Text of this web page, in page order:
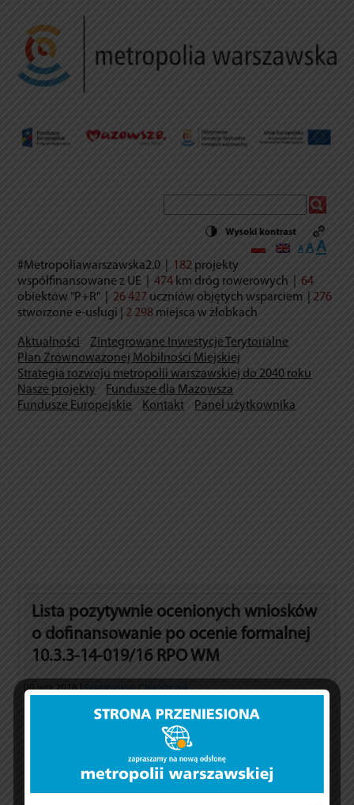
A
Decrease
font
A Reset
size.
A
size.
#Metropoliawarszawska2.0 182 projekty
współfinansowane z UE |474 km dróg rowerowych |64
obiektów "P+R" |26 427 uczniów objętych wsparciem |276
stworzone e-usługi | 2 298 miejsca w żłobkach
Aktualności
Zintegrowane Inwestycje Terytorialne
Plan Zrównoważonej Mobilności Miejskiej
Strategia rozwoju metropolii warszawskiej do 2040 roku
Nasze projekty
Fundusze dla Mazowsza
Fundusze Europejskie
Kontakt Panel użytkownika
Lista pozytywnie ocenionych wniosków
o dofinansowanie po ocenie formalnej
10.3.3-14-019/16 RPO WM
09 wrz 2016 |Przemysław Chwiszczuk
Mazowiecka Jednostka Wdrażania Projektów Unijnych
opublikowała listę pozytywnie ocenionych wniosków o
dofinansowanie po ocenie formalnej w ramach II